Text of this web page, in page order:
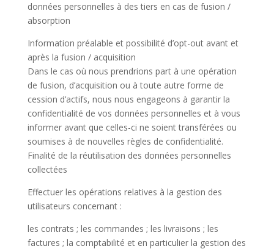
données personnelles à des tiers en cas de fusion /
absorption
Information préalable et possibilité d’opt-out avant et
après la fusion / acquisition
Dans le cas où nous prendrions part à une opération
de fusion, d’acquisition ou à toute autre forme de
cession d’actifs, nous nous engageons à garantir la
confidentialité de vos données personnelles et à vous
informer avant que celles-ci ne soient transférées ou
soumises à de nouvelles règles de confidentialité.
Finalité de la réutilisation des données personnelles
collectées
Effectuer les opérations relatives à la gestion des
utilisateurs concernant :
les contrats ; les commandes ; les livraisons ; les
factures ; la comptabilité et en particulier la gestion des